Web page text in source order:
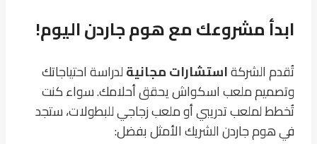
ابدأ مشروعك مع هوم جاردن اليوم!
تُقدم الشركةاستشارات مجانيةلدراسة احتياجاتك
وتصميم ملعب اسكواش يحقق أحلامك. سواء كنت
تُخطط لملعب تدريبي أو ملعب زجاجي للبطولات، ستجد
في هوم جاردن الشريك الأمثل بفضل: